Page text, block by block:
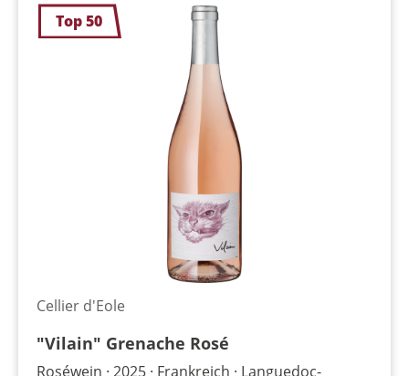
Top 50
Cellier d'Eole
"Vilain" Grenache Rosé
Roséwein 2025 Frankreich
Languedoc-